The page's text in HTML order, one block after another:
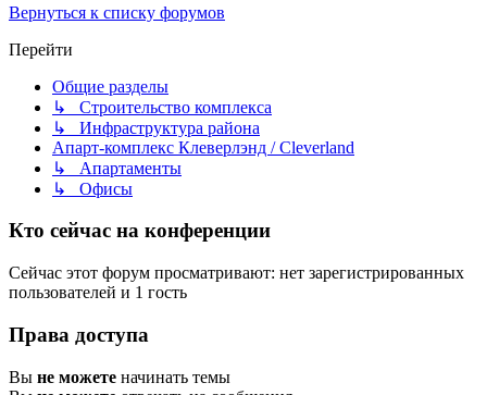
Вернуться к списку форумов
Перейти
Общие разделы
↳ Строительство комплекса
↳ Инфраструктура района
Апарт-комплекс Клеверлэнд / Cleverland
↳ Апартаменты
↳ Офисы
Кто сейчас на конференции
Сейчас этот форум просматривают: нет зарегистрированных
пользователей и 1 гость
Права доступа
Вы не можете начинать темы